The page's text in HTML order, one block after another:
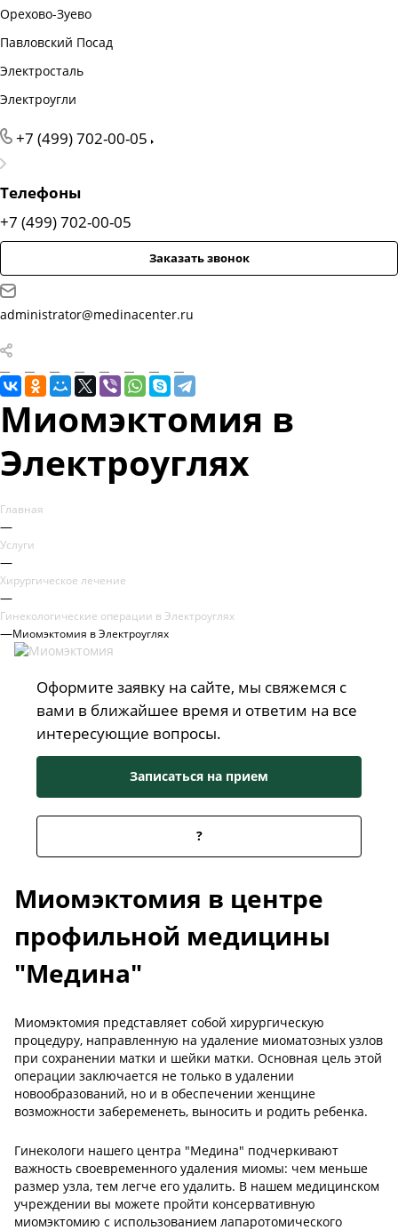
Орехово-Зуево
Павловский Посад
Электросталь
Электроугли
+7 (499) 702-00-05
Телефоны
+7 (499) 702-00-05
Заказать звонок
administrator@medinacenter.ru
Миомэктомия в
Электроуглях
Главная
—
Услуги
—
Хирургическое лечение
—
Гинекологические операции в Электроуглях
—Миомэктомия в Электроуглях
Оформите заявку на сайте, мы свяжемся с
вами в ближайшее время и ответим на все
интересующие вопросы.
Записаться на прием
?
Миомэктомия в центре
профильной медицины
"Медина"
Миомэктомия представляет собой хирургическую
процедуру, направленную на удаление миоматозных узлов
при сохранении матки и шейки матки. Основная цель этой
операции заключается не только в удалении
новообразований, но и в обеспечении женщине
возможности забеременеть, выносить и родить ребенка.
Гинекологи нашего центра "Медина" подчеркивают
важность своевременного удаления миомы: чем меньше
размер узла, тем легче его удалить. В нашем медицинском
учреждении вы можете пройти консервативную
миомэктомию с использованием лапаротомического